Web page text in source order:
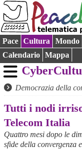
Pace Cultura Mondo
Calendario
Mappa
Democrazia della
Tutti i nodi
Telecom Italia
Quattro mesi dopo le
sfide della convergenza